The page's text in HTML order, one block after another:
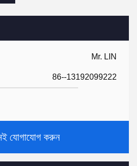
Mr. LIN
86--13192099222
যোগাযোগ করুন